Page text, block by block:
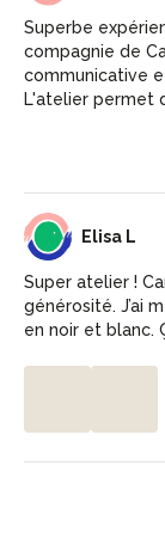
Superbe
compagnie de
communicative
L'atelier permet
EL Elisa L
Super atelier !
générosité. J’ai
en noir et blanc.